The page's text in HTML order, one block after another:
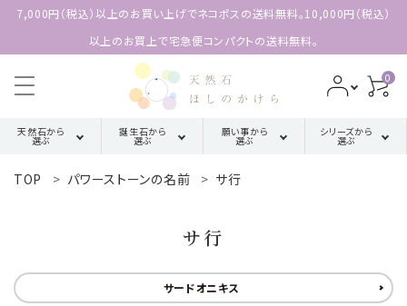
7,000円（税込）以上のお買い上げでネコポスの送料無料。10,000円（税込）
以上のお買上で宅急便コンパクトの送料無料。
0
天然石から
選ぶ
サ行
誕生石から
選ぶ
2月誕生石
3月誕生石
願い事から
選ぶ
金運・成功・仕事系
健康・癒し・美容系
シリーズから
選ぶ
和】
search
ようこそ 会員名 様
TOP パワーストーンの名前 サ行
サ行
サードオニキス